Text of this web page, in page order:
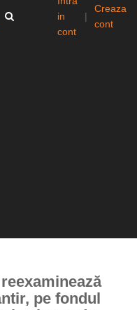
in
cont
|
Creaza
cont
pe fondul